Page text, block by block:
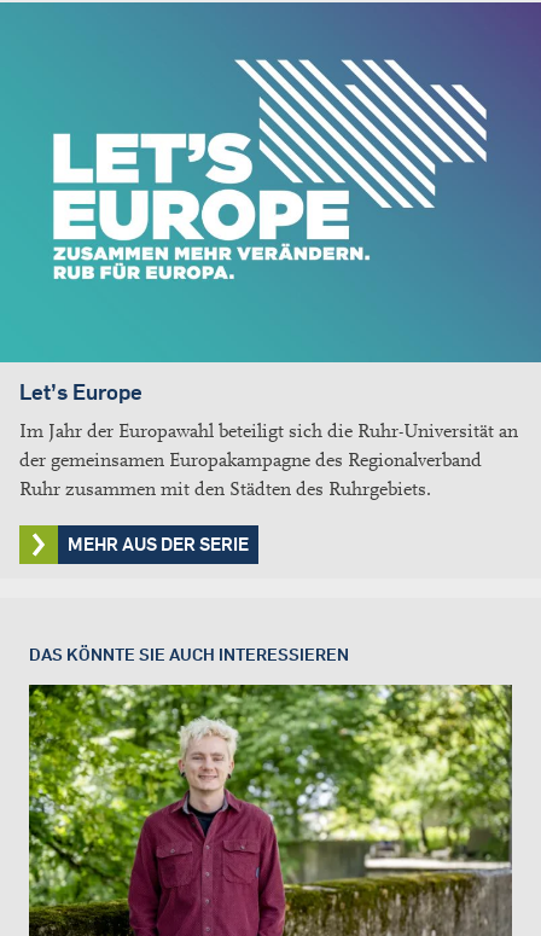
Let’s Europe
Im Jahr der Europawahl beteiligt sich die Ruhr-Universität an
der gemeinsamen Europakampagne des Regionalverband
Ruhr zusammen mit den Städten des Ruhrgebiets.
MEHR AUS DER SERIE
DAS KÖNNTE SIE AUCH INTERESSIEREN